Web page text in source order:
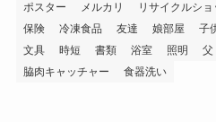
ポスター
メルカリ リサイクルショ
保険
冷凍食品 友達 娘部屋 子
文具
時短 書類 浴室 照明 父
脇肉キャッチャー
食器洗い